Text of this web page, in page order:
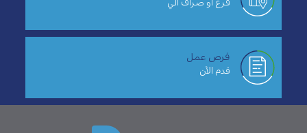
فرع أو صراف آلي
فرص عمل
قدم الآن